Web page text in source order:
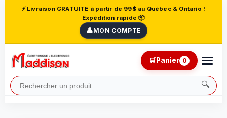
⚡ Livraison GRATUITE à partir de 99$ au Québec & Ontario !
Expédition rapide 📦
👤MON COMPTE
🔍
🛒Panier 0